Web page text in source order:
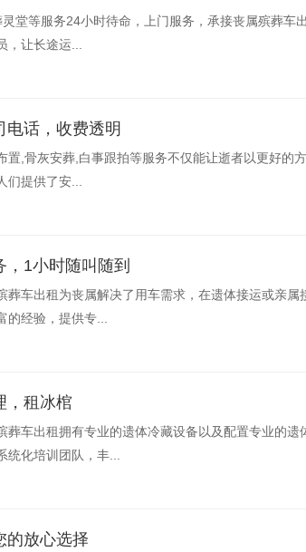
堂等服务24小时待命，上门服务，承接丧属殡葬车
让长途运...
话，收费透明
,骨灰安葬,白事跟拍等服务不仅能让逝者以更好的
提供了安...
1小时随叫随到
葬车出租为丧属解决了用车需求，在遗体接运或亲属
经验，提供专...
，租冰棺
葬车出租拥有专业的遗体冷藏设备以及配置专业的遗
化培训团队，丰...
的放心选择